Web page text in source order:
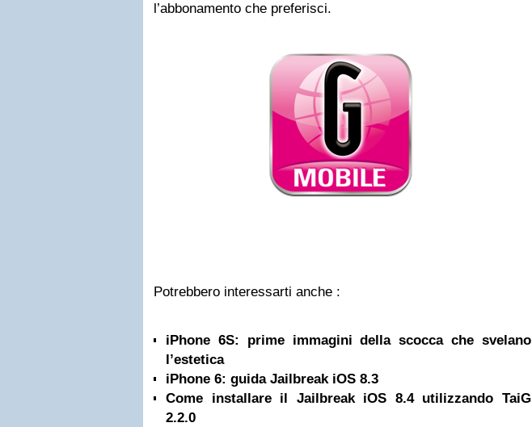
l’abbonamento che preferisci.
Potrebbero interessarti anche :
iPhone 6S: prime immagini della scocca che svelano
l’estetica
iPhone 6: guida Jailbreak iOS 8.3
Come installare il Jailbreak iOS 8.4 utilizzando TaiG
2.2.0